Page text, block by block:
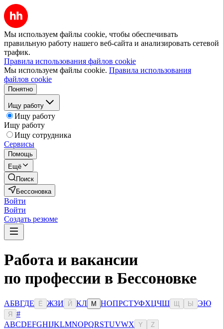
Мы используем файлы cookie, чтобы обеспечивать
правильную работу нашего веб-сайта и анализировать сетевой
трафик.
Правила использования файлов cookie
Мы используем файлы cookie. Правила использования
файлов cookie
Понятно
Ищу работу
Ищу работу
Ищу работу
Ищу сотрудника
Сервисы
Помощь
Ещё
Поиск
Бессоновка
Войти
Войти
Создать резюме
Работа и вакансии
по профессии в Бессоновке
АБВГДЕ Ё ЖЗИ Й КЛ М НОПРСТУФХЦЧШ Ы ЭЮ
Я
#
ABCDEFGHIJKLMNOPQRSTUVWX Y Z